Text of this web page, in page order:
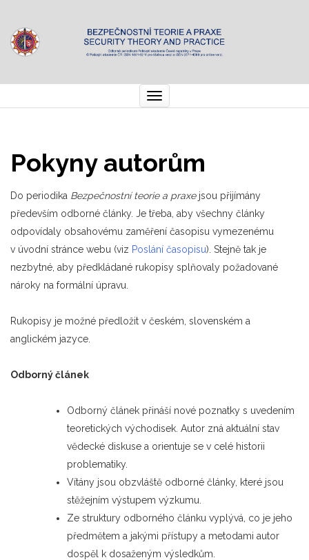
Toggle
navigation
Pokyny autorům
Do periodika Bezpečnostní teorie a praxejsou přijímány
především odborné články. Je třeba, aby všechny články
odpovídaly obsahovému zaměření časopisu vymezenému
v úvodní stránce webu (viz Poslání časopisu). Stejně tak je
nezbytné, aby předkládané rukopisy splňovaly požadované
nároky na formální úpravu.
Rukopisy je možné předložit v českém, slovenském a
anglickém jazyce.
Odborný článek
Odborný článek přináší nové poznatky s uvedením
teoretických východisek. Autor zná aktuální stav
vědecké diskuse a orientuje se v celé historii
problematiky.
Vítány jsou obzvláště odborné články, které jsou
stěžejním výstupem výzkumu.
Ze struktury odborného článku vyplývá, co je jeho
předmětem a jakými přístupy a metodami autor
dospěl k dosaženým výsledkům.